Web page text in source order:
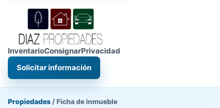
InventarioConsignarPrivacidad
Solicitar información
Propiedades /Ficha de inmueble